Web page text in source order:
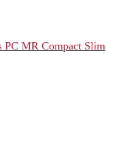
PC MR Compact Slim